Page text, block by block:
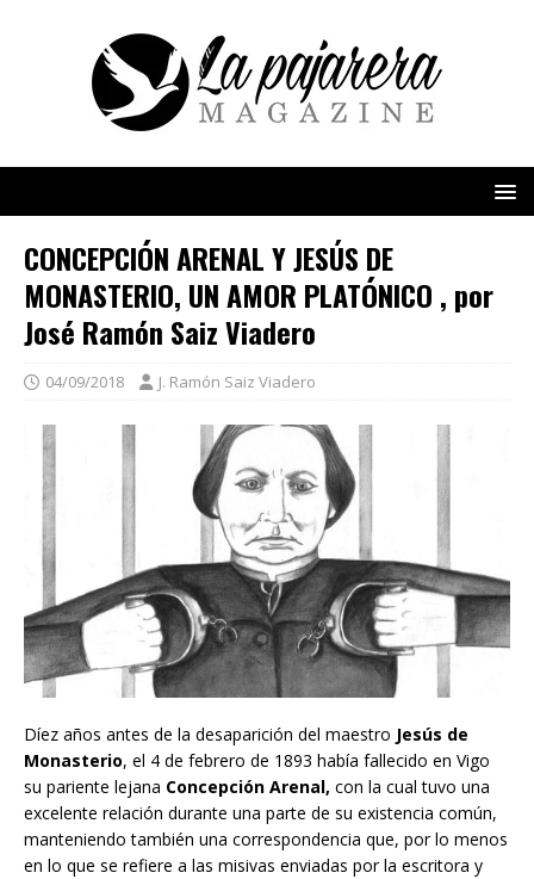
CONCEPCIÓN ARENAL Y JESÚS DE
MONASTERIO, UN AMOR PLATÓNICO , por
José Ramón Saiz Viadero
04/09/2018 J. Ramón Saiz Viadero
Díez años antes de la desaparición del maestro Jesús de
Monasterio, el 4 de febrero de 1893 había fallecido en Vigo
su pariente lejana Concepción Arenal, con la cual tuvo una
excelente relación durante una parte de su existencia común,
manteniendo también una correspondencia que, por lo menos
en lo que se refiere a las misivas enviadas por la escritora y